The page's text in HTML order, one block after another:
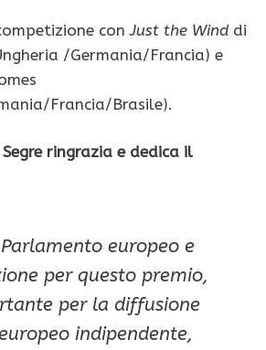
con Just the Wind di
/Germania/Francia) e
Francia/Brasile).
ringrazia e dedica il
europeo e
per questo premio,
per la diffusione
indipendente,